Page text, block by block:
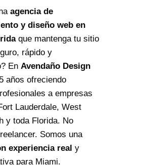
agencia de
y diseño web en
que mantenga tu sitio
rápido y
En Avendaño Design
años ofreciendo
a empresas
Lauderdale, West
y toda Florida. No
Somos una
experiencia real y
para Miami.